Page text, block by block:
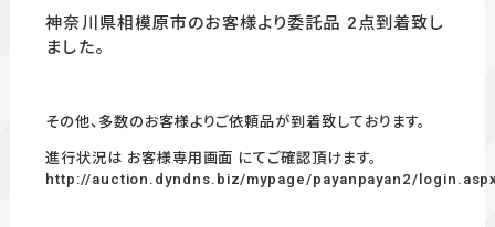
神奈川県相模原市のお客様より委託品 2点到着致し
ました。
その他、多数のお客様よりご依頼品が到着致しております。
進行状況は お客様専用画面 にてご確認頂けます。
http://auction.dyndns.biz/mypage/payanpayan2/